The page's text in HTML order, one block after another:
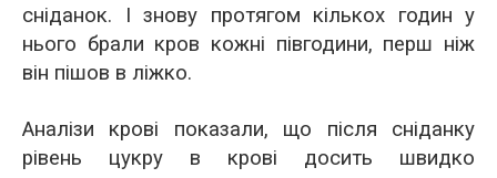
сніданок. І знову протягом кількох годин у
нього брали кров кожні півгодини, перш ніж
він пішов в ліжко.
Аналізи крові показали, що після сніданку
рівень цукру в крові досить швидко